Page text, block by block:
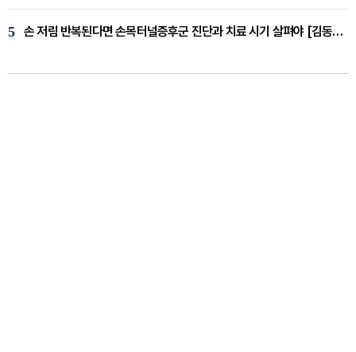
5 손 저림 반복된다면 손목터널증후군 진단과 치료 시기 살펴야 [김동현 원장 칼럼]